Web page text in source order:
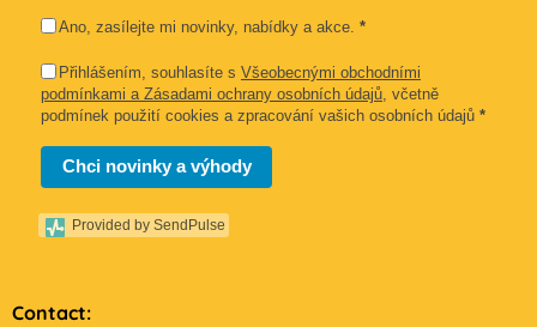
Ano, zasílejte mi novinky, nabídky a akce. *
Přihlášením, souhlasíte s Všeobecnými obchodními
podmínkami a Zásadami ochrany osobních údajů, včetně
podmínek použití cookies a zpracování vašich osobních údajů *
Chci novinky a výhody
Provided by SendPulse
Contact: